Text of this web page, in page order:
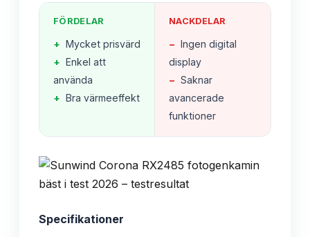
FÖRDELAR
+ Mycket prisvärd
+ Enkel att
använda
+ Bra värmeeffekt
NACKDELAR
− Ingen digital
display
− Saknar
avancerade
funktioner
Specifikationer